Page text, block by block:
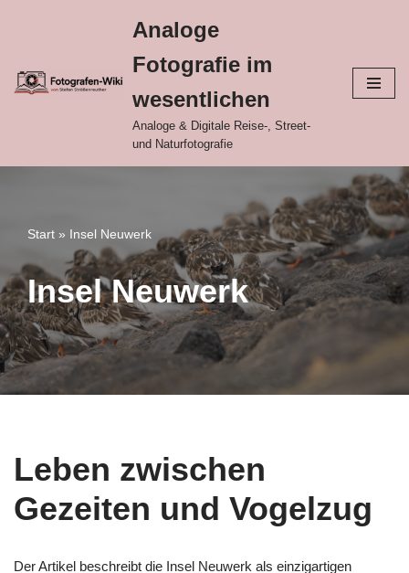
Inhalt
springen
Analoge
Fotografie im
wesentlichen
Analoge & Digitale Reise-, Street-
und Naturfotografie
Start » Insel Neuwerk
Insel Neuwerk
Leben zwischen
Gezeiten und Vogelzug
Der Artikel beschreibt die Insel Neuwerk als einzigartigen